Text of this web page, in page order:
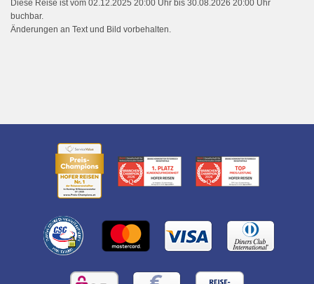
Diese Reise ist vom 02.12.2025 20:00 Uhr bis 30.08.2026 20:00 Uhr
buchbar.
Änderungen an Text und Bild vorbehalten.